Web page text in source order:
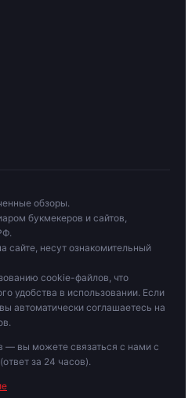
обзоры.
букмекеров и сайтов,
сайте, несут ознакомительный
cookie-файлов, что
удобства в использовании. Если
автоматически соглашаетесь на
вы можете связаться с нами с
за 24 часов).